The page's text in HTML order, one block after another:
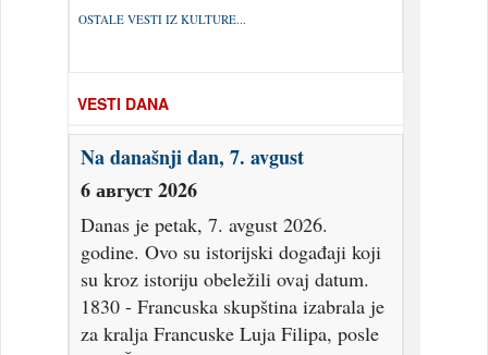
OSTALE VESTI IZ KULTURE...
VESTI DANA
Na današnji dan, 7. avgust
6 август 2026
Danas je petak, 7. avgust 2026.
godine. Ovo su istorijski događaji koji
su kroz istoriju obeležili ovaj datum.
1830 - Francuska skupština izabrala je
za kralja Francuske Luja Filipa, posle